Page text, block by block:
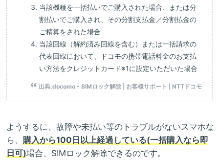
当該機種を一括払いでご購入された場合、または分
割払いでご購入され、その分割支払金／分割払金の
ご精算をされた場合
当該回線（解約済み回線を含む）または一括請求の
代表回線において、ドコモの携帯電話料金のお支払
い方法をクレジットカード※1に設定いただいた場合
出典:docomo - SIMロック解除 | お客様サポート | NTTドコモ
ようするに、故障や未払い等のトラブルがないスマホな
ら、 購入から100日以上経過している(一括購入なら即
日可)場合、SIMロック解除できるのです。